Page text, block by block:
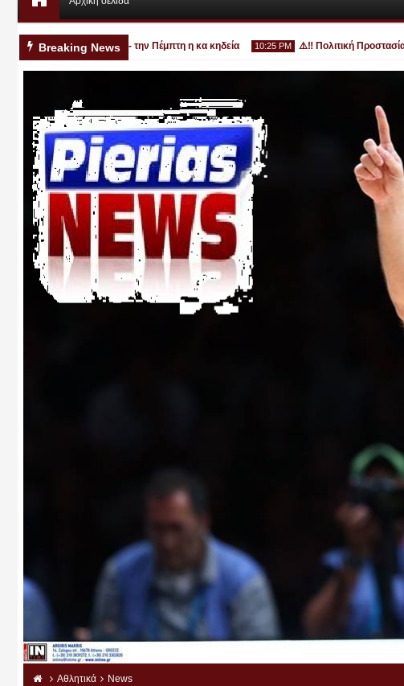
Breaking News
στην Κατερίνη - την Πέμπτη η κα κηδεία 10:25 PM
03 2026
⚠️‼️ Πολιτική Προστασία:
Αθλητικά News